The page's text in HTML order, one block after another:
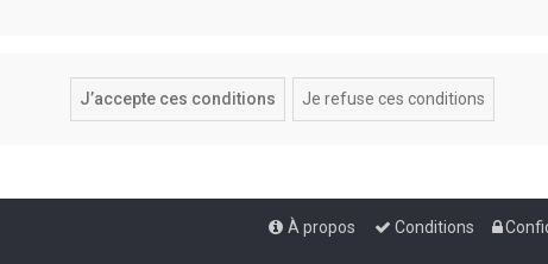
Conditions
À propos